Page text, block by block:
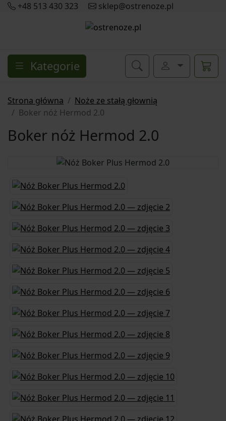
+48 513 430 323 sklep@ostrenoze.pl
Kategorie
Strona główna
Noże ze stałą głownią
Boker nóż Hermod 2.0
Boker nóż Hermod 2.0